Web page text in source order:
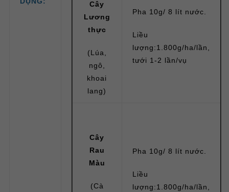
Cây
Lương
thực
(Lúa,
ngô,
khoai
lang)
Pha 10g/ 8 lít nước.
Liều
lượng:1.800g/ha/lần,
tưới 1-2 lần/vụ
Cây
Rau
Màu
(Cà
Pha 10g/ 8 lít nước.
Liều
lượng:1.800g/ha/lần,